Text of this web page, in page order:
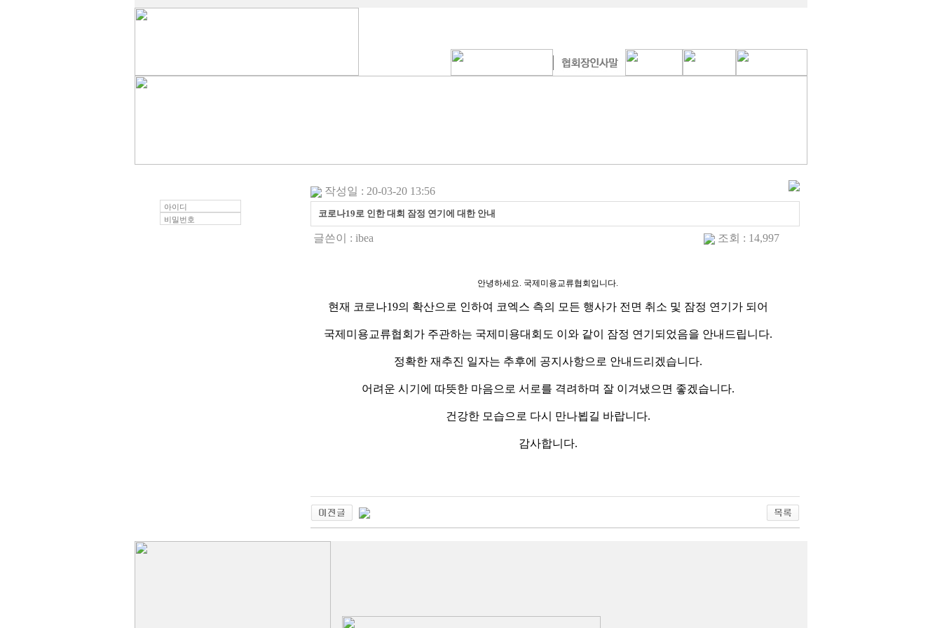
작성일 : 20-03-20 13:56
코로나19로 인한 대회 잠정 연기에 대한 안내
글쓴이 : ibea 조회 : 14,997
안녕하세요. 국제미용교류협회입니다.
현재 코로나19의 확산으로 인하여 코엑스 측의 모든 행사가 전면 취소 및 잠정 연기가 되어
국제미용교류협회가 주관하는 국제미용대회도 이와 같이 잠정 연기되었음을 안내드립니다.
정확한 재추진 일자는 추후에 공지사항으로 안내드리겠습니다.
어려운 시기에 따뜻한 마음으로 서로를 격려하며 잘 이겨냈으면 좋겠습니다.
건강한 모습으로 다시 만나뵙길 바랍니다.
감사합니다.